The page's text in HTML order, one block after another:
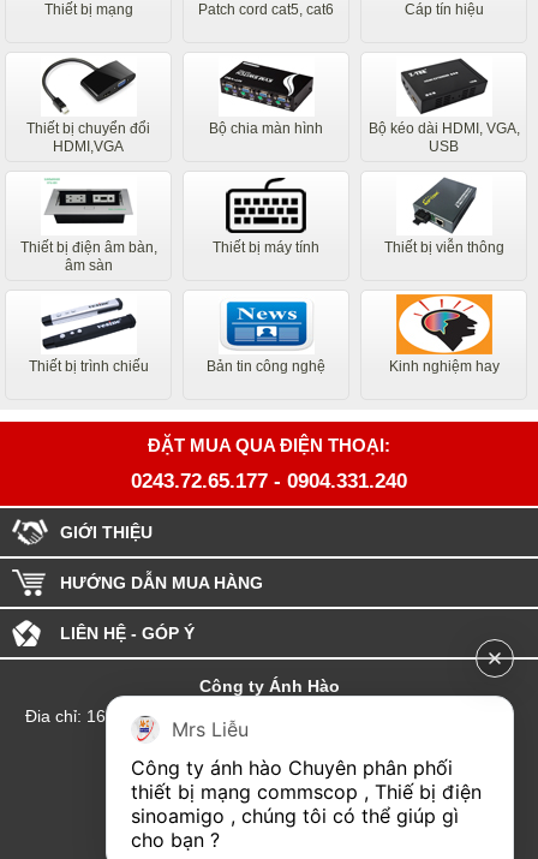
Thiết bị mạng Patch cord cat5, cat6 Cáp tín hiệu
Thiết bị chuyển đổi
HDMI,VGA
Bộ chia màn hình
Bộ kéo dài HDMI, VGA,
USB
Thiết bị điện âm bàn,
âm sàn
Thiết bị máy tính Thiết bị viễn thông
Thiết bị trình chiếu Bản tin công nghệ Kinh nghiệm hay
ĐẶT MUA QUA ĐIỆN THOẠI:
0243.72.65.177 - 0904.331.240
GIỚI THIỆU
HƯỚNG DẪN MUA HÀNG
LIÊN HỆ - GÓP Ý
Công ty Ánh Hào
Đia chỉ: 164 Phố Chùa Láng - Phường Láng - Thành phố Hà Nội
Email: Kinhdoanhanhhao@gmail.com
Đại lý Hải Phòng
Mrs Liễu
Công ty ánh hào Chuyên phân phối
thiết bị mạng commscop , Thiế bị điện
sinoamigo , chúng tôi có thể giúp gì
cho bạn ?